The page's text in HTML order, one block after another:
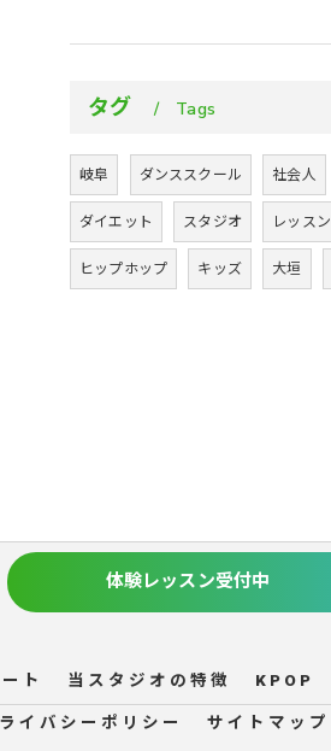
タグ Tags
岐阜 ダンススクール 社会人
ダイエット スタジオ レッスン
ヒップホップ キッズ 大垣
体験レッスン受付中
ト 当スタジオの特徴 KPOP
イバシーポリシー サイトマップ